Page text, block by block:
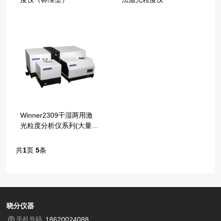
Winner2309干湿两用激
光粒度分析仪系列(大量
共1页5条
晓分仪器
手机号码